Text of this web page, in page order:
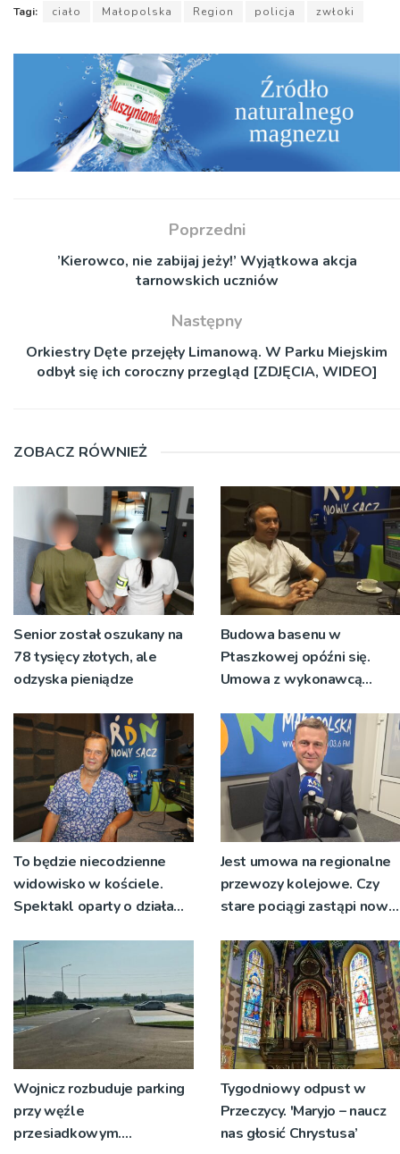
Tagi: ciało Małopolska Region policja zwłoki
Poprzedni
’Kierowco, nie zabijaj jeży!’ Wyjątkowa akcja
tarnowskich uczniów
Następny
Orkiestry Dęte przejęły Limanową. W Parku Miejskim
odbył się ich coroczny przegląd [ZDJĘCIA, WIDEO]
ZOBACZ RÓWNIEŻ
Senior został oszukany na
78 tysięcy złotych, ale
odzyska pieniądze
Budowa basenu w
Ptaszkowej opóźni się.
Umowa z wykonawcą
nie zostanie podpisana
To będzie niecodzienne
widowisko w kościele.
Spektakl oparty o działa
Jest umowa na regionalne
przewozy kolejowe. Czy
stare pociągi zastąpi nowy
Wojnicz rozbuduje parking
przy węźle
przesiadkowym.
Tygodniowy odpust w
Przeczycy. 'Maryjo – naucz
nas głosić Chrystusa’